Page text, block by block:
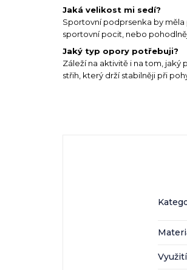
Jaká velikost mi sedí?
Sportovní podprsenka by měla
sportovní pocit, nebo
Jaký typ opory potřebuji?
Záleží na aktivitě i na tom, jaký
střih, který drží stabilněji při
Využití